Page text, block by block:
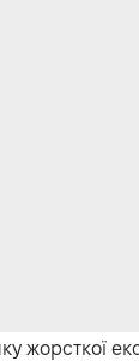
жорсткої